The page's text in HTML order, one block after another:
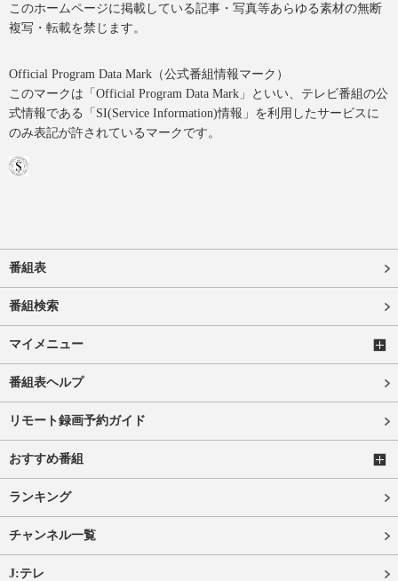
このホームページに掲載している記事・写真等あらゆる素材の無断
複写・転載を禁じます。
Official Program Data Mark（公式番組情報マーク）
このマークは「Official Program Data Mark」といい、テレビ番組の公
式情報である「SI(Service Information)情報」を利用したサービスに
のみ表記が許されているマークです。
番組表
番組検索
マイメニュー
番組表ヘルプ
リモート録画予約ガイド
おすすめ番組
ランキング
チャンネル一覧
J:テレ